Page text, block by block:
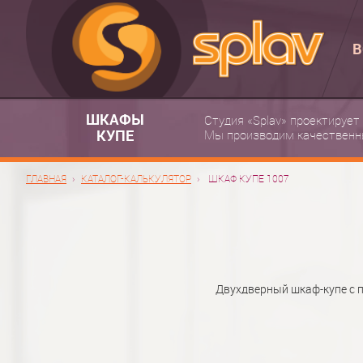
ШКАФЫ
КУПЕ
Студия «Splav»
Мы производим
ГЛАВНАЯ КАТАЛОГ-КАЛЬКУЛЯТОР ШКАФ КУПЕ 1007
Двухдверный шкаф-купе с